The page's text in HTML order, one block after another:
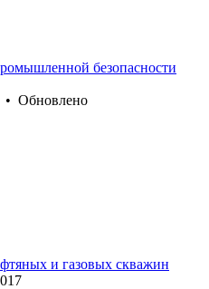
безопасности
• Обновлено
и газовых скважин